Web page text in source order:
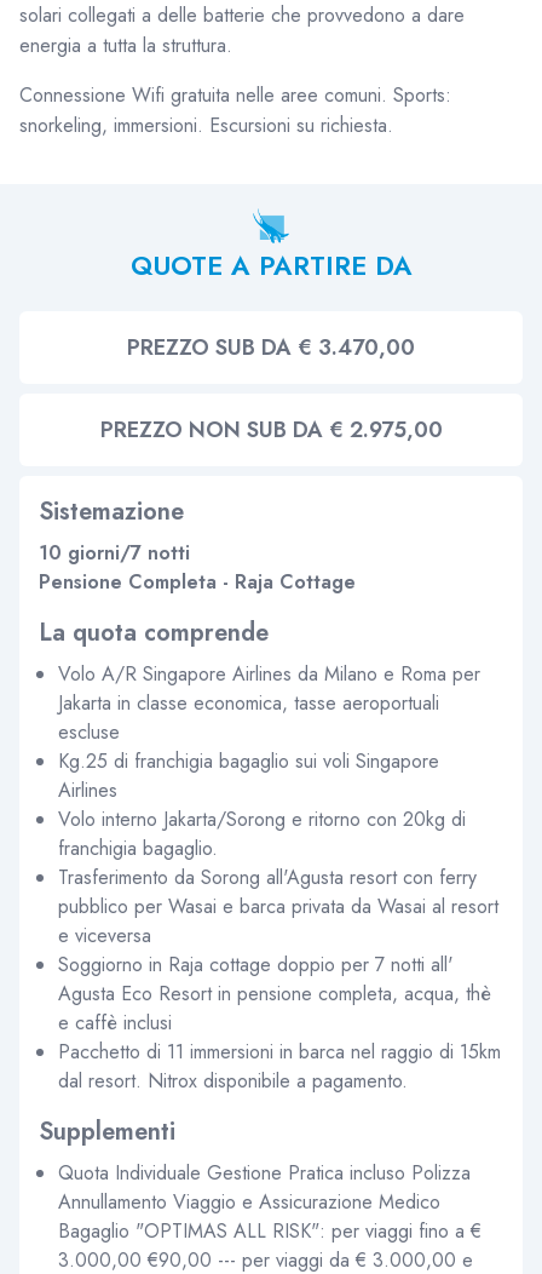
solari collegati a delle batterie che provvedono a dare
energia a tutta la struttura.
Connessione Wifi gratuita nelle aree comuni. Sports:
snorkeling, immersioni. Escursioni su richiesta.
QUOTE A PARTIRE DA
PREZZO SUB DA € 3.470,00
PREZZO NON SUB DA € 2.975,00
Sistemazione
10 giorni/7 notti
Pensione Completa - Raja Cottage
La quota comprende
Volo A/R Singapore Airlines da Milano e Roma per
Jakarta in classe economica, tasse aeroportuali
escluse
Kg.25 di franchigia bagaglio sui voli Singapore
Airlines
Volo interno Jakarta/Sorong e ritorno con 20kg di
franchigia bagaglio.
Trasferimento da Sorong all'Agusta resort con ferry
pubblico per Wasai e barca privata da Wasai al resort
e viceversa
Soggiorno in Raja cottage doppio per 7 notti all'
Agusta Eco Resort in pensione completa, acqua, thè
e caffè inclusi
Pacchetto di 11 immersioni in barca nel raggio di 15km
dal resort. Nitrox disponibile a pagamento.
Supplementi
Quota Individuale Gestione Pratica incluso Polizza
Annullamento Viaggio e Assicurazione Medico
Bagaglio "OPTIMAS ALL RISK": per viaggi fino a €
3.000,00 €90,00 --- per viaggi da € 3.000,00 e